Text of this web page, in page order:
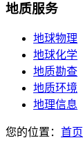
地质服务
地球物理
地球化学
地质勘查
地质环境
地理信息
您的位置： 首页